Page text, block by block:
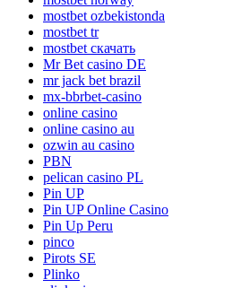
mostbet ozbekistonda
mostbet tr
mostbet скачать
Mr Bet casino DE
mr jack bet brazil
mx-bbrbet-casino
online casino
online casino au
ozwin au casino
PBN
pelican casino PL
Pin UP
Pin UP Online Casino
Pin Up Peru
pinco
Pirots SE
Plinko